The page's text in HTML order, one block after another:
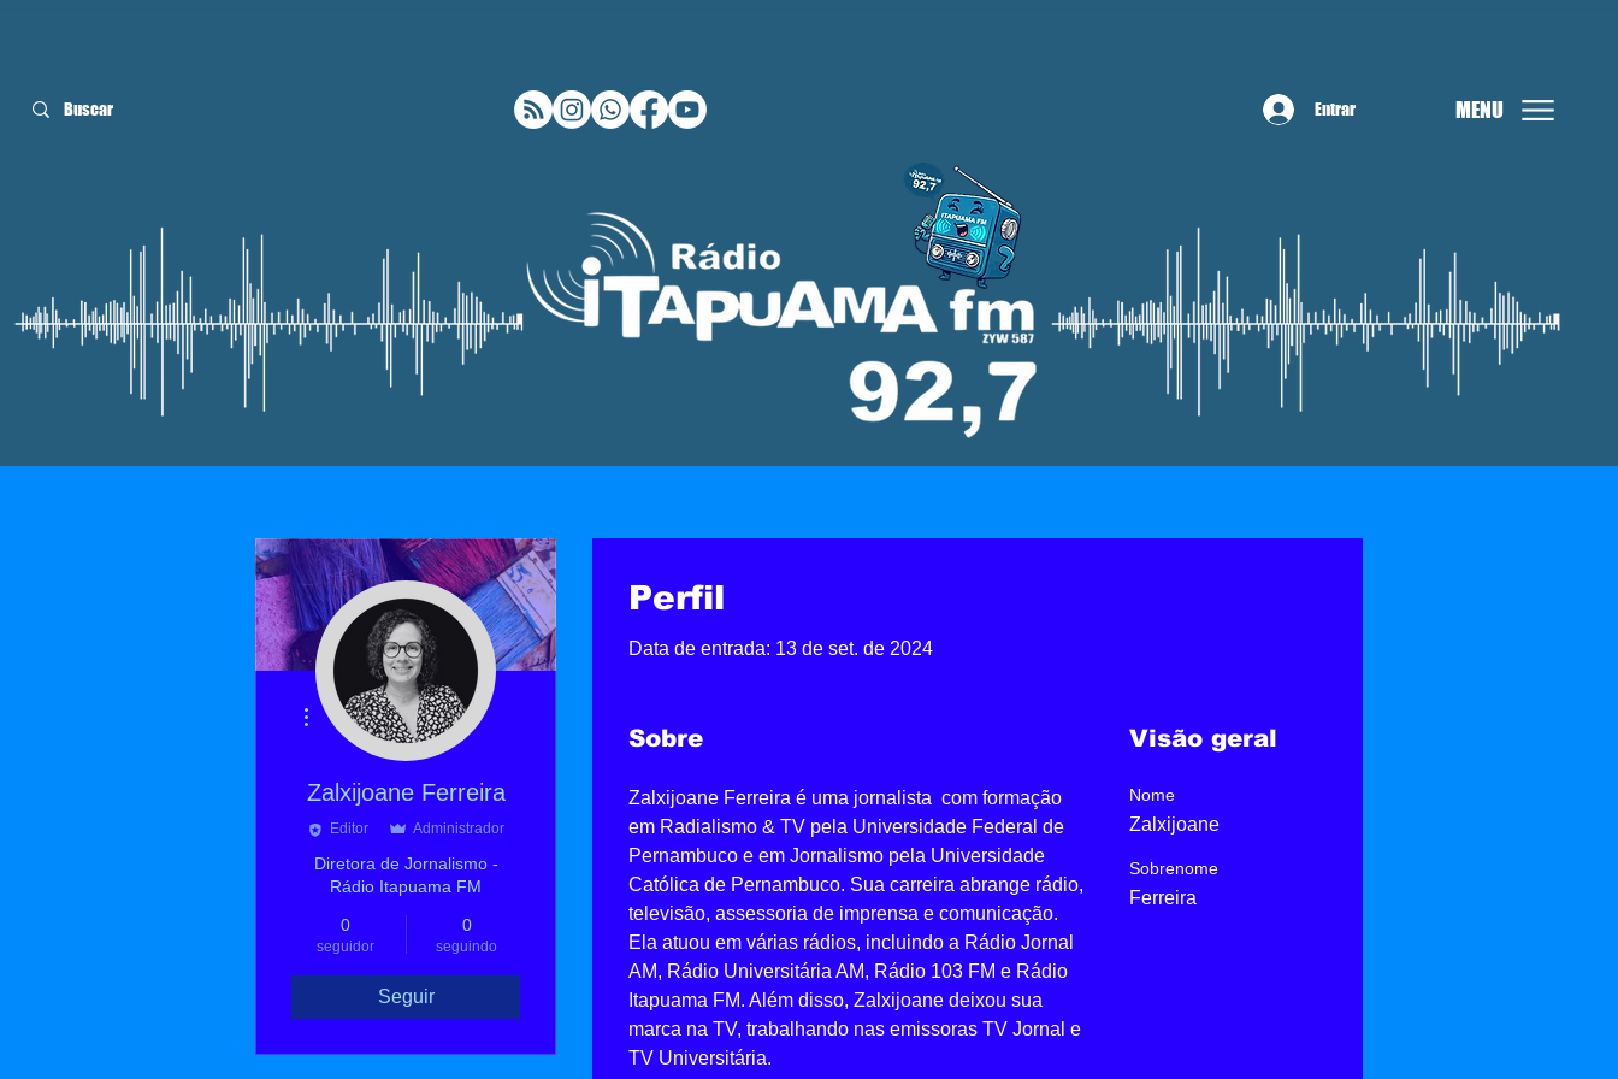
Entrar MENU
Zalxijoane Ferreira
Editor Administrador
Diretora de Jornalismo -
Rádio Itapuama FM
0
seguidor
0
seguindo
Seguir
Mais ações
Perfil
Data de entrada: 13 de set. de 2024
Sobre
Zalxijoane Ferreira é uma jornalista  com formação
em Radialismo & TV pela Universidade Federal de
Pernambuco e em Jornalismo pela Universidade
Católica de Pernambuco. Sua carreira abrange rádio,
televisão, assessoria de imprensa e comunicação.
Ela atuou em várias rádios, incluindo a Rádio Jornal
AM, Rádio Universitária AM, Rádio 103 FM e Rádio
Itapuama FM. Além disso, Zalxijoane deixou sua
marca na TV, trabalhando nas emissoras TV Jornal e
TV Universitária.
Visão geral
Nome
Zalxijoane
Sobrenome
Ferreira